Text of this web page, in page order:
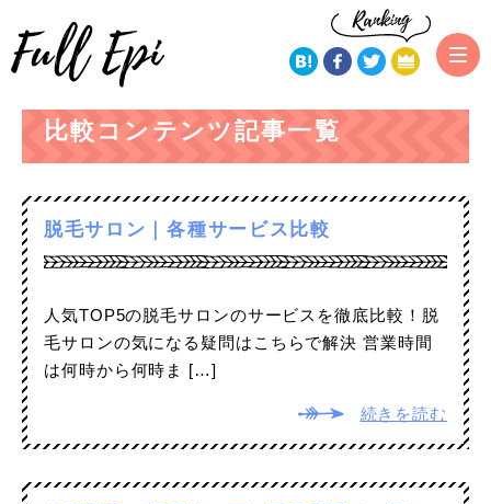
トップページ
比較コンテンツ記事一覧
脱毛サロン｜各種サービス比較
人気TOP5の脱毛サロンのサービスを徹底比較！脱
毛サロンの気になる疑問はこちらで解決 営業時間
は何時から何時ま […]
続きを読む